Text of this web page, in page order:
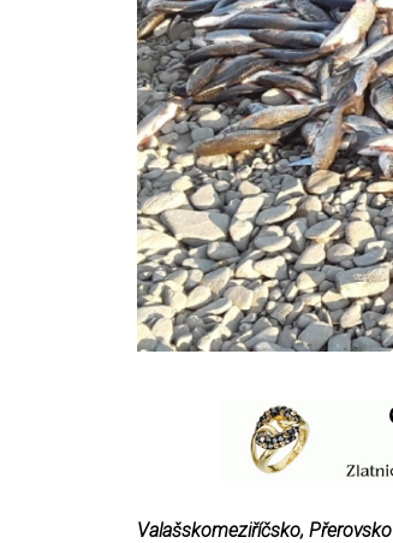
Valašskomeziříčsko, Přerovsko